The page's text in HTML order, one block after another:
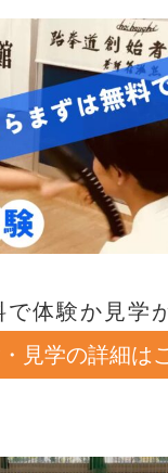
で体験か見学
見学の詳細は